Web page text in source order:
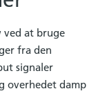
ved at bruge
fra den
signaler
overhedet damp